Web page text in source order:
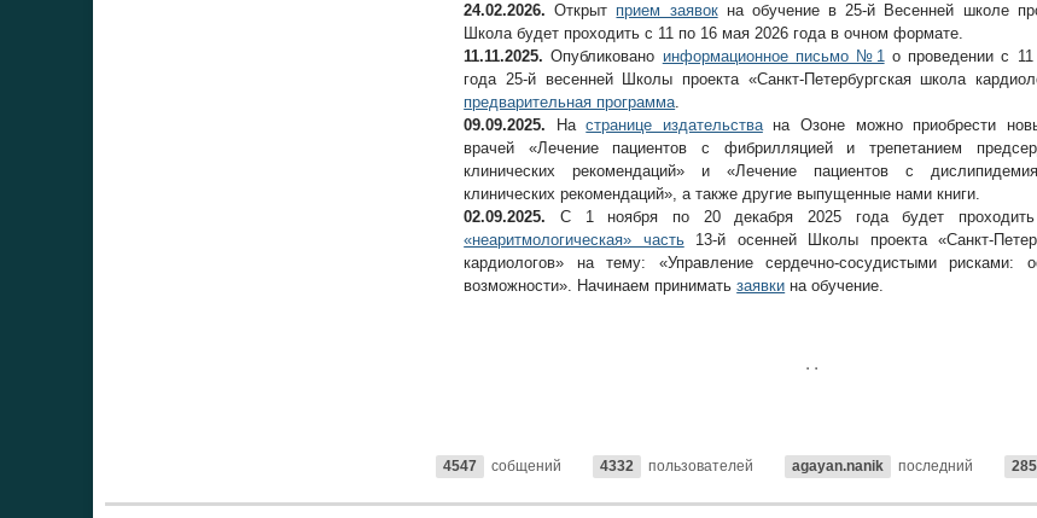
24.02.2026. Открыт прием заявокна обучение в 25-й Весенней школе
Школа будет проходить с 11 по 16 мая 2026 года в очном формате.
11.11.2025. Опубликовано информационное письмо №1о проведении с
года 25-й весенней Школы проекта «Санкт-Петербургская школа
предварительная программа.
09.09.2025. Настранице издательствана Озоне можно приобрести
врачей «Лечение пациентов с фибрилляцией и трепетанием
клинических рекомендаций» и «Лечение пациентов с
клинических рекомендаций», а также другие выпущенные нами книги.
02.09.2025. С 1 ноября по 20 декабря 2025 года будет проходить
«неаритмологическая» часть13-й осенней Школы проекта «Санкт-
кардиологов» на тему: «Управление сердечно-сосудистыми рисками:
возможности». Начинаем приниматьзаявки на обучение.
4547 собщений 4332 пользователей agayan.nanik последний